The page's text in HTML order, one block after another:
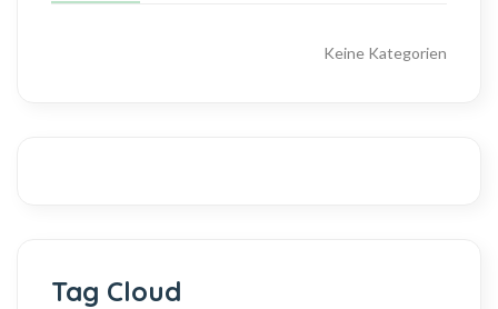
Keine Kategorien
Tag Cloud